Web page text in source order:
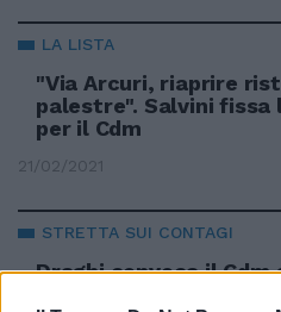
LA LISTA
"Via Arcuri, riaprire
palestre". Salvini fissa
per il Cdm
21/02/2021
STRETTA SUI CONTAGI
Draghi convoca il Cdm